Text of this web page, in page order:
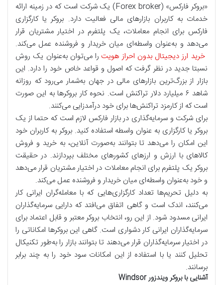
«بروکر فارکس» (Forex broker) یک شرکت است که در زمینه ارائه
خدمات به کاربران بازارهای مالی فعالیت دارد. بروکر یا کارگزاری
فارکس برای انجام معاملات، یک پلتفرم در اختیار مشتریان قرار
می‌دهد و به‌عنوان واسطه‌ای میان خریدار و فروشنده عمل می‌کند.
خرید ارز دیجیتال بدون احراز هویت را می‌توان به‌عنوان یک روش
نسبتا جدید در نظر گرفت که اصول و قواعد خاص خود را دارد. این
بازار از بزرگ‌ترین بازارهای مالی در جهان به‌شمار می‌رود که روزانه
شاهد ۶ میلیارد دلار تراکنش است. نحوه کار بروکرها به این صورت
است که از کارمزد تراکنش‌ها برای خود درآمدزایی می‌کنند.
برای شرکت و سرمایه‌گذاری در بازار فارکس لازم است که حتما از یک
بروکر یا کارگزاری به عنوان واسطه استفاده کنید. بروکر به کاربران خود
این امکان را می‌دهد تا بتوانند به‌صورت آنلاین، به خرید و فروش
کالاهای با ارزش و ارزهای کشورهای مختلف بپردازند. در حقیقت
بروکر یک پلتفرم برای انجام معاملات در اختیار مشتریان قرار می‌دهد
و خود به‌عنوان واسطه‌ای میان خریدار و فروشنده عمل می‌کند.
به دلیل تحریم‌ها تعداد کارگزاری‌هایی که با معامله‌گران ایرانی کار
می‌کنند، اندک است و گاهی اتفاق می‌افتد که دارایی سرمایه‌گذاران
ایرانی مسدود شود. از این رو، انتخاب بروکر معتبر و قابل اعتماد برای
سرمایه‌گذاران ایرانی کار دشواری است. گاهی این بروکرها امکاناتی را
در اختیار سرمایه‌گذاران قرار می‌دهند تا بتوانند بازار را به‌طور تکنیکال
تحلیل کنند یا با استفاده از این امکانات سود خود را به چند برابر
برسانند.
آشنایی با بروکر ویندزور Windsor